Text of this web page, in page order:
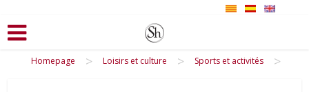
Homepage > Loisirs et culture > Sports et activités >